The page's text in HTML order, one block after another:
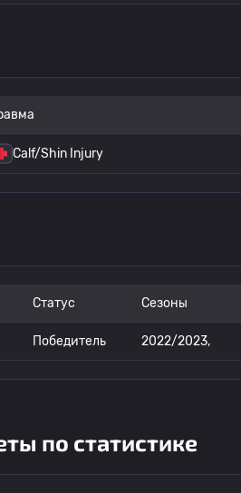
Calf/Shin Injury
Статус Сезоны
Победитель 2022/2023,
по статистике